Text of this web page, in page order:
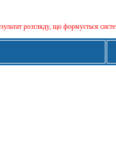
розгляду, що формується